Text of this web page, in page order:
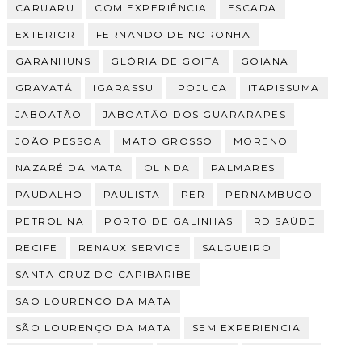
CARUARU COM EXPERIÊNCIA ESCADA
EXTERIOR FERNANDO DE NORONHA
GARANHUNS GLÓRIA DE GOITÁ GOIANA
GRAVATÁ IGARASSU IPOJUCA ITAPISSUMA
JABOATÃO JABOATÃO DOS GUARARAPES
JOÃO PESSOA MATO GROSSO MORENO
NAZARÉ DA MATA OLINDA PALMARES
PAUDALHO PAULISTA PER PERNAMBUCO
PETROLINA PORTO DE GALINHAS RD SAÚDE
RECIFE RENAUX SERVICE SALGUEIRO
SANTA CRUZ DO CAPIBARIBE
SAO LOURENCO DA MATA
SÃO LOURENÇO DA MATA SEM EXPERIENCIA